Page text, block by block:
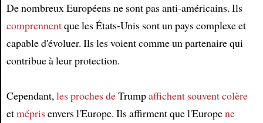
De nombreux Européens ne sont pas anti-américains. Ils
comprennentque les États-Unis sont un pays complexe et
capable d'évoluer. Ils les voient comme un partenaire qui
contribue à leur protection.
Cependant,les proches deTrumpaffichent souventcolère
etméprisenvers l'Europe. Ils affirment que l'Europene